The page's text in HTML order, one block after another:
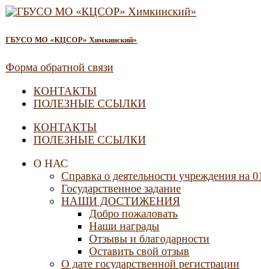
ГБУСО МО «КЦСОР» Химкинский»
Форма обратной связи
КОНТАКТЫ
ПОЛЕЗНЫЕ ССЫЛКИ
КОНТАКТЫ
ПОЛЕЗНЫЕ ССЫЛКИ
О НАС
Справка о деятельности учреждения на
Государственное задание
НАШИ ДОСТИЖЕНИЯ
Добро пожаловать
Наши награды
Отзывы и благодарности
Оставить свой отзыв
О дате государственной регистрации